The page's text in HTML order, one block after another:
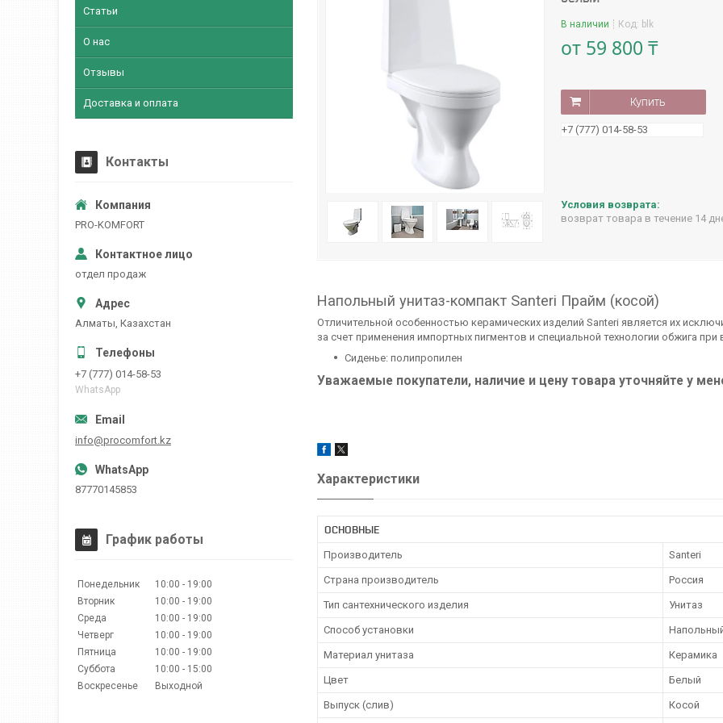
В наличии Код: blk
от 59 800 ₸
Купить
+7 (777) 014-58-53
возврат товара в течение 14
Напольный унитаз-компакт Santeri Прайм (косой)
Отличительной особенностью керамических изделий Santeri является их
за счет применения импортных пигментов и специальной технологии обжига
Сиденье: полипропилен
Уважаемые покупатели, наличие и цену товара уточняйте у
Характеристики
ОСНОВНЫЕ
Производитель Santeri
Страна производитель Россия
Тип сантехнического изделия Унитаз
Способ установки
Материал унитаза Керамика
Цвет Белый
Выпуск (слив) Косой
Статьи
О нас
Отзывы
Доставка и оплата
Контакты
PRO-KOMFORT
отдел продаж
Алматы, Казахстан
+7 (777) 014-58-53
WhatsApp
info@procomfort.kz
87770145853
График работы
Понедельник 10:00
19:00
Вторник
10:00
19:00
Среда
10:00
19:00
Четверг
10:00
19:00
Пятница
10:00
19:00
Суббота
10:00
15:00
Воскресенье
Выходной